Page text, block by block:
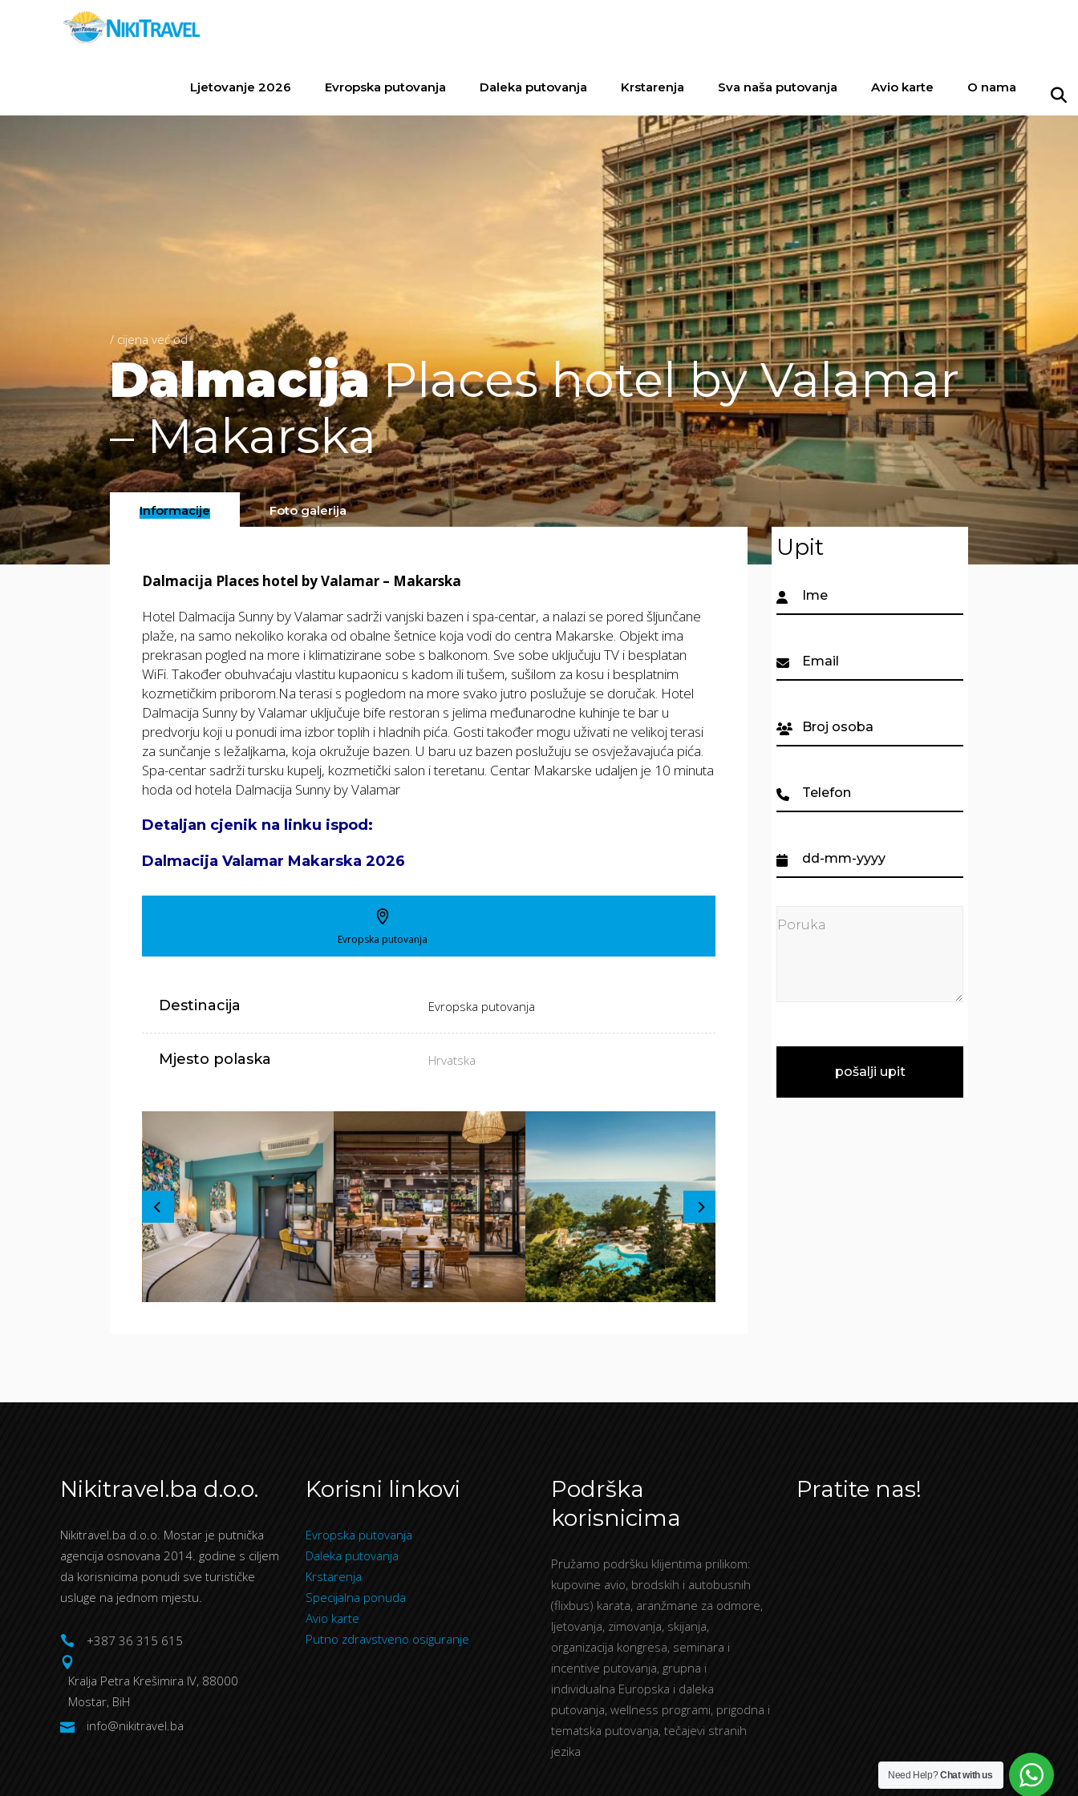
Ljetovanje 2026 Evropska putovanja Daleka putovanja Krstarenja Sva naša putovanja Avio karte O nama
/ cijena već od
DalmacijaPlaces hotel by Valamar
– Makarska
Informacije Foto galerija
Dalmacija Places hotel by Valamar – Makarska
Hotel Dalmacija Sunny by Valamar sadrži vanjski bazen i spa-centar, a nalazi se pored šljunčane
plaže, na samo nekoliko koraka od obalne šetnice koja vodi do centra Makarske. Objekt ima
prekrasan pogled na more i klimatizirane sobe s balkonom. Sve sobe uključuju TV i besplatan
WiFi. Također obuhvaćaju vlastitu kupaonicu s kadom ili tušem, sušilom za kosu i besplatnim
kozmetičkim priborom.Na terasi s pogledom na more svako jutro poslužuje se doručak. Hotel
Dalmacija Sunny by Valamar uključuje bife restoran s jelima međunarodne kuhinje te bar u
predvorju koji u ponudi ima izbor toplih i hladnih pića. Gosti također mogu uživati ne velikoj terasi
za sunčanje s ležaljkama, koja okružuje bazen. U baru uz bazen poslužuju se osvježavajuća pića.
Spa-centar sadrži tursku kupelj, kozmetički salon i teretanu. Centar Makarske udaljen je 10 minuta
hoda od hotela Dalmacija Sunny by Valamar
Detaljan cjenik na linku ispod:
Dalmacija Valamar Makarska 2026
Evropska putovanja
Destinacija Evropska putovanja
Mjesto polaska Hrvatska
Upit
Nikitravel.ba d.o.o.
Nikitravel.ba d.o.o. Mostar je putnička
agencija osnovana 2014. godine s ciljem
da korisnicima ponudi sve turističke
usluge na jednom mjestu.
+387 36 315 615
Kralja Petra Krešimira IV, 88000
Mostar, BiH
info@nikitravel.ba
Korisni linkovi
Evropska putovanja
Daleka putovanja
Krstarenja
Specijalna ponuda
Avio karte
Putno zdravstveno osiguranje
Podrška
korisnicima
Pružamo podršku klijentima prilikom:
kupovine avio, brodskih i autobusnih
(flixbus) karata, aranžmane za odmore,
ljetovanja, zimovanja, skijanja,
organizacija kongresa, seminara i
incentive putovanja, grupna i
individualna Europska i daleka
putovanja, wellness programi, prigodna i
tematska putovanja, tečajevi stranih
jezika
Pratite nas!
Need Help?Chat with us